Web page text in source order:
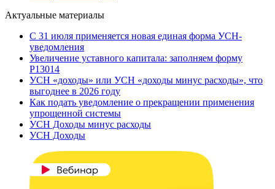
Актуальные материалы
С 31 июля применяется новая единая форма УСН-
уведомления
Увеличение уставного капитала: заполняем форму
Р13014
УСН «доходы» или УСН «доходы минус расходы», что
выгоднее в 2026 году
Как подать уведомление о прекращении применения
упрощенной системы
УСН Доходы минус расходы
УСН Доходы